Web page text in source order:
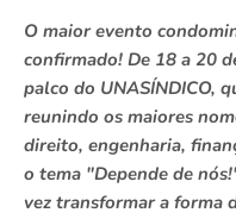
O maior evento
confirmado! De 18 a 20
palco do UNASÍNDICO,
reunindo os maiores
direito, engenharia,
o tema "Depende de
vez transformar a forma